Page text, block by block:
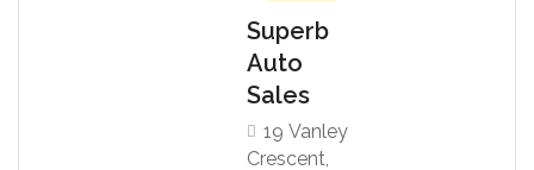
Superb
Auto
Sales
19 Vanley
Crescent,